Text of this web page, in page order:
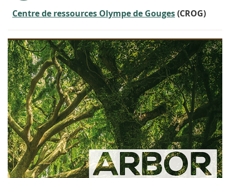
Centre de ressources Olympe de Gouges(CROG)